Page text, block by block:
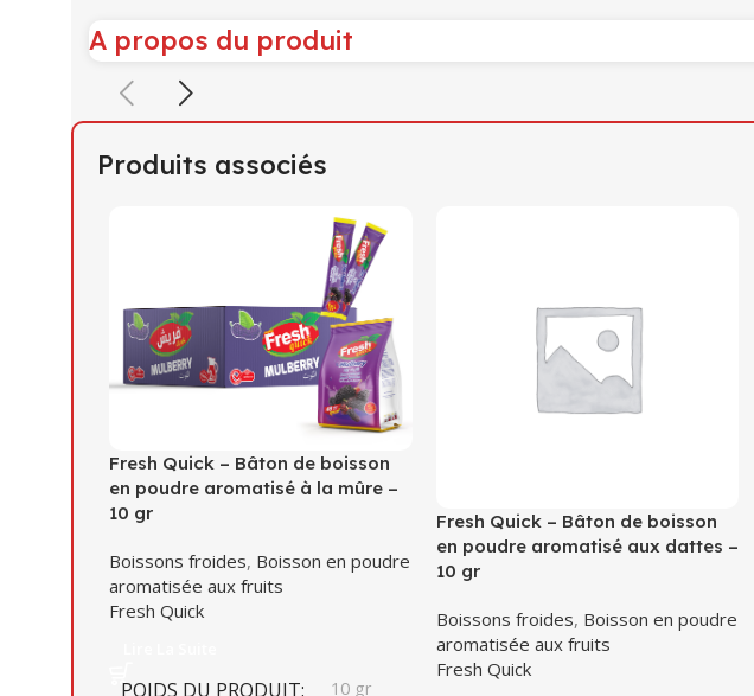
A propos du produit
Produits associés
Fresh Quick – Bâton de boisson
en poudre aromatisé à la mûre –
10 gr
Boissons froides, Boisson en poudre
aromatisée aux fruits
Fresh Quick
POIDS DU PRODUIT 10 gr
Fresh Quick – Bâton de boisson
en poudre aromatisé aux dattes –
10 gr
Boissons froides, Boisson en poudre
aromatisée aux fruits
Fresh Quick